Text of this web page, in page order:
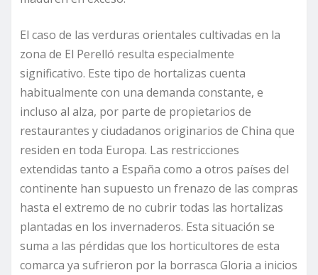
El caso de las verduras orientales cultivadas en la
zona de El Perelló resulta especialmente
significativo. Este tipo de hortalizas cuenta
habitualmente con una demanda constante, e
incluso al alza, por parte de propietarios de
restaurantes y ciudadanos originarios de China que
residen en toda Europa. Las restricciones
extendidas tanto a España como a otros países del
continente han supuesto un frenazo de las compras
hasta el extremo de no cubrir todas las hortalizas
plantadas en los invernaderos. Esta situación se
suma a las pérdidas que los horticultores de esta
comarca ya sufrieron por la borrasca Gloria a inicios